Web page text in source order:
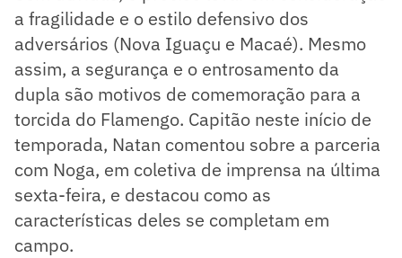
a fragilidade e o estilo defensivo dos
adversários (Nova Iguaçu e Macaé). Mesmo
assim, a segurança e o entrosamento da
dupla são motivos de comemoração para a
torcida do Flamengo. Capitão neste início de
temporada, Natan comentou sobre a parceria
com Noga, em coletiva de imprensa na última
sexta-feira, e destacou como as
características deles se completam em
campo.